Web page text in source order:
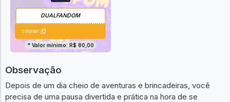
copiar
* Valor mínimo: R$ 80,00
Observação
Depois de um dia cheio de aventuras e brincadeiras, você
precisa de uma pausa divertida e prática na hora de se